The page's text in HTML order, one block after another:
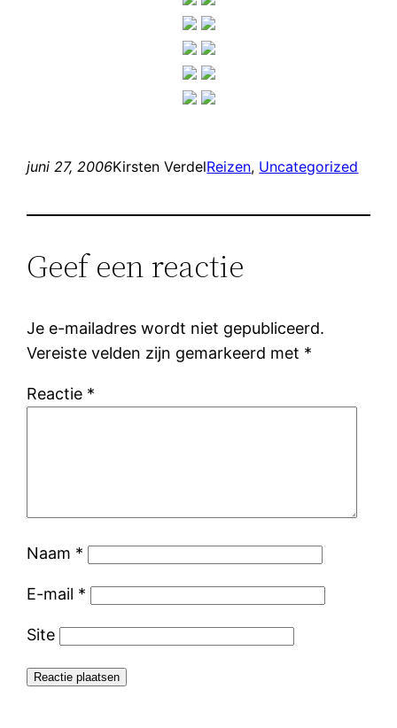
juni 27, 2006Kirsten VerdelReizen, Uncategorized
Geef een reactie
Je e-mailadres wordt niet gepubliceerd.
Vereiste velden zijn gemarkeerd met *
Reactie *
Naam *
E-mail *
Site